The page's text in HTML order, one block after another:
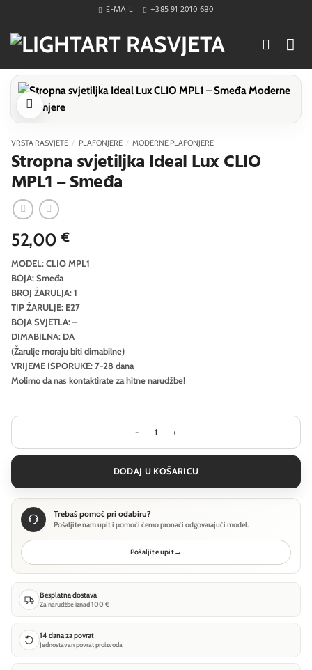
content
E-MAIL +385 91 2010 680
VRSTA RASVJETE / PLAFONJERE / MODERNE PLAFONJERE
Stropna svjetiljka Ideal Lux CLIO
MPL1 – Smeđa
52,00 €
MODEL: CLIO MPL1
BOJA: Smeđa
BROJ ŽARULJA: 1
TIP ŽARULJE: E27
BOJA SVJETLA: –
DIMABILNA: DA
(Žarulje moraju biti dimabilne)
VRIJEME ISPORUKE: 7-28 dana
Molimo da nas kontaktirate za hitne narudžbe!
Stropna svjetiljka Ideal Lux CLIO
DODAJ U KOŠARICU
Trebaš pomoć pri odabiru?
Pošaljite nam upit i pomoći ćemo pronaći odgovarajući model.
Pošaljite upit→
Besplatna dostava
Za narudžbe iznad 100 €
14 dana za povrat
Jednostavan povrat proizvoda